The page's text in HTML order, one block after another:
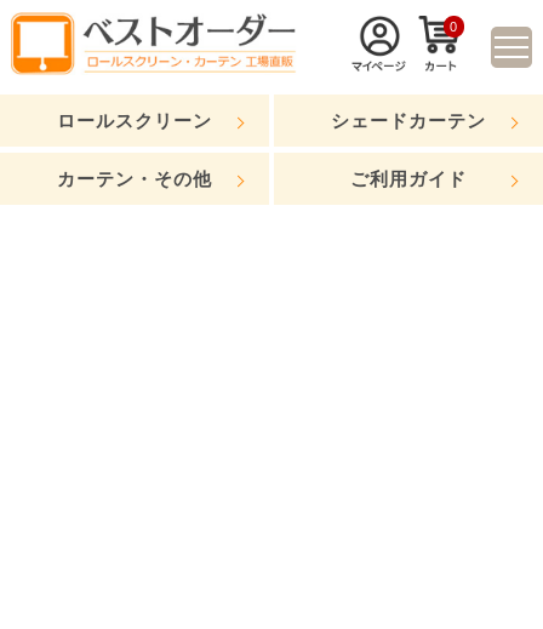
0
ロールスクリーン シェードカーテン
カーテン・その他 ご利用ガイド